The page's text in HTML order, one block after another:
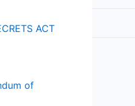
ACT
of